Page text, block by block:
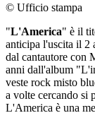
© Ufficio stampa
"L'America" è il
anticipa l'uscita il
dal cantautore con
anni dall'album
veste rock misto
a volte cercando si
L'America è una